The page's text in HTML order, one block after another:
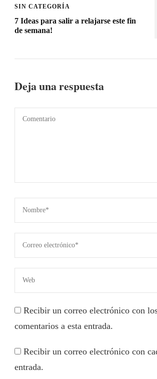
SIN CATEGORÍA
7 Ideas para salir a relajarse este fin
de semana!
Deja una respuesta
Recibir un correo electrónico con
comentarios a esta entrada.
Recibir un correo electrónico con
entrada.